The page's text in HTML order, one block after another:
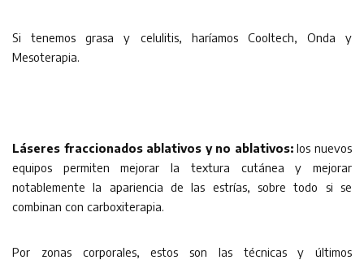
Si tenemos grasa y celulitis, haríamos Cooltech, Onda y
Mesoterapia.
Láseres fraccionados ablativos y no ablativos:los nuevos
equipos permiten mejorar la textura cutánea y mejorar
notablemente la apariencia de las estrías, sobre todo si se
combinan con carboxiterapia.
Por zonas corporales, estos son las técnicas y últimos